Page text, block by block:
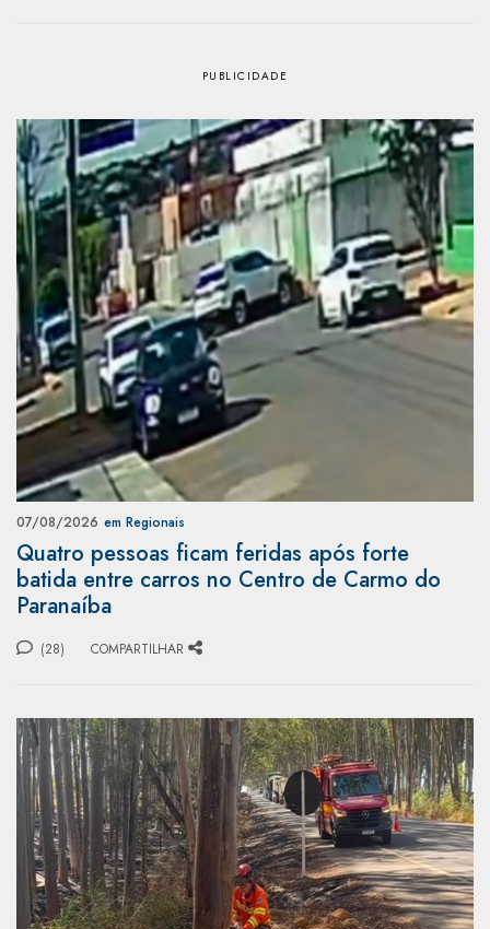
07/08/2026 em Regionais
Quatro pessoas ficam feridas após forte
batida entre carros no Centro de Carmo do
Paranaíba
(28) COMPARTILHAR